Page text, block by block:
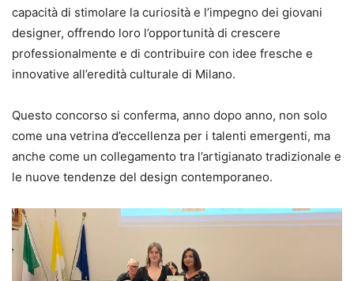
capacità di stimolare la curiosità e l’impegno dei giovani
designer, offrendo loro l’opportunità di crescere
professionalmente e di contribuire con idee fresche e
innovative all’eredità culturale di Milano.
Questo concorso si conferma, anno dopo anno, non solo
come una vetrina d’eccellenza per i talenti emergenti, ma
anche come un collegamento tra l’artigianato tradizionale e
le nuove tendenze del design contemporaneo.